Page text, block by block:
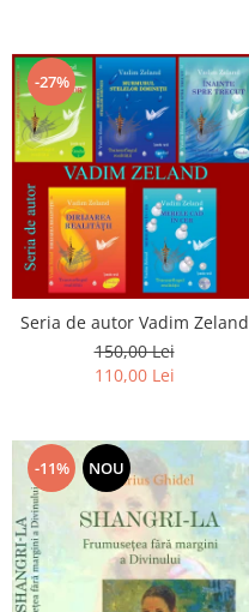
-27%
Seria de autor Vadim Zeland
150,00 Lei
110,00 Lei
-11% NOU